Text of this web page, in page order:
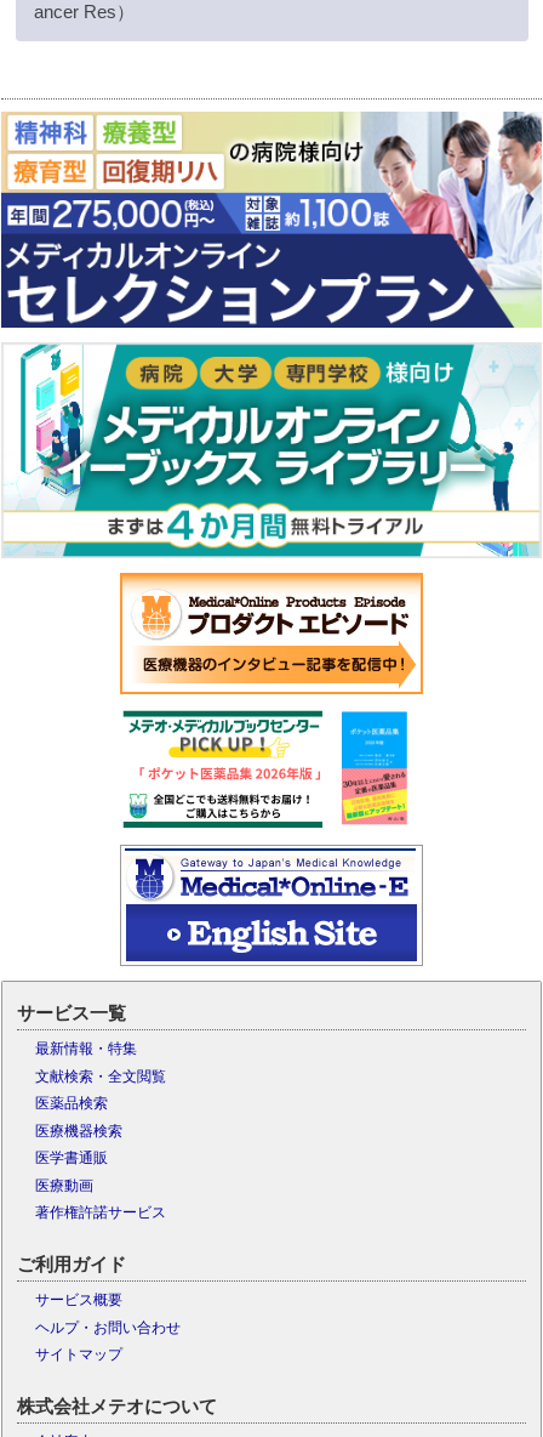
ancer Res）
サービス一覧
最新情報・特集
文献検索・全文閲覧
医薬品検索
医療機器検索
医学書通販
医療動画
著作権許諾サービス
ご利用ガイド
サービス概要
ヘルプ・お問い合わせ
サイトマップ
株式会社メテオについて